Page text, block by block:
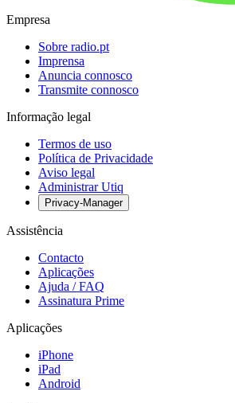
Empresa
Sobre radio.pt
Imprensa
Anuncia connosco
Transmite connosco
Informação legal
Termos de uso
Política de Privacidade
Aviso legal
Administrar Utiq
Privacy-Manager
Assistência
Contacto
Aplicações
Ajuda / FAQ
Assinatura Prime
Aplicações
iPhone
iPad
Android